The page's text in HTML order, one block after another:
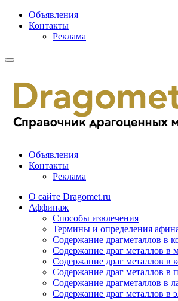
Объявления
Контакты
Реклама
Объявления
Контакты
Реклама
О сайте Dragomet.ru
Аффинаж
Способы извлечения
Термины и определения
Содержание драгметаллов в
Содержание драг металлов в
Содержание драг металлов в
Содержание драг металлов в
Содержание драгметаллов в
Содержание драг металлов в